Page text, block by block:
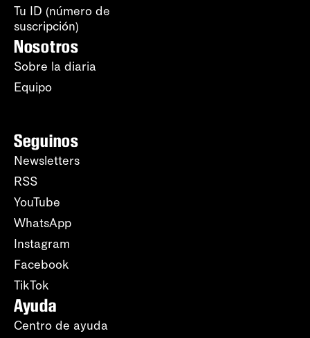
Tu ID (número de
suscripción)
Nosotros
Sobre la diaria
Equipo
Seguinos
Newsletters
RSS
YouTube
WhatsApp
Instagram
Facebook
TikTok
Ayuda
Centro de ayuda